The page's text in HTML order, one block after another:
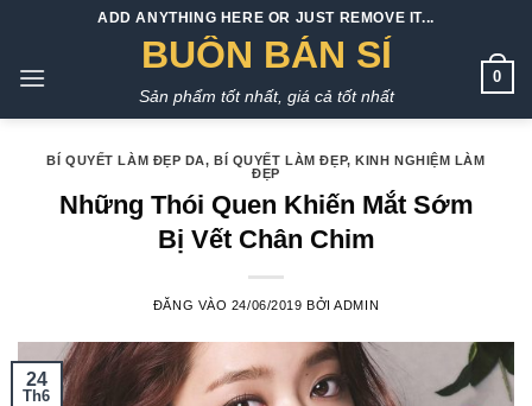
nội
ADD ANYTHING HERE OR JUST REMOVE IT...
BUÔN BÁN SỈ
Sản phẩm tốt nhất, giá cả tốt nhất
0
BÍ QUYẾT LÀM ĐẸP DA,BÍ QUYẾT LÀM ĐẸP,KINH NGHIỆM LÀM
ĐẸP
Những Thói Quen Khiến Mắt Sớm
Bị Vết Chân Chim
ĐĂNG VÀO 24/06/2019 BỞIADMIN
24
Th6